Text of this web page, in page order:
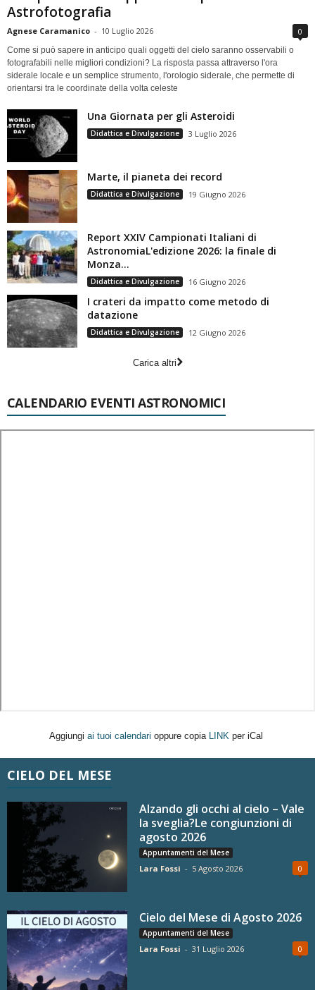
Astrofotografia
Agnese Caramanico - 10 Luglio 2026 0
Come si può sapere in anticipo quali oggetti del cielo saranno osservabili o
fotografabili nelle migliori condizioni? La risposta passa attraverso l'ora
siderale locale e un semplice strumento, l'orologio siderale, che permette di
orientarsi tra le coordinate della volta celeste
Una Giornata per gli Asteroidi
Didattica e Divulgazione 3 Luglio 2026
Marte, il pianeta dei record
Didattica e Divulgazione 19 Giugno 2026
Report XXIV Campionati Italiani di
AstronomiaL'edizione 2026: la finale di
Monza...
Didattica e Divulgazione 16 Giugno 2026
I crateri da impatto come metodo di
datazione
Didattica e Divulgazione 12 Giugno 2026
Carica altri
CALENDARIO EVENTI ASTRONOMICI
Aggiungi ai tuoi calendari oppure copia LINK per iCal
CIELO DEL MESE
Alzando gli occhi al cielo – Vale
la sveglia?Le congiunzioni di
agosto 2026
Appuntamenti del Mese
Lara Fossi - 5 Agosto 2026 0
Cielo del Mese di Agosto 2026
Appuntamenti del Mese
Lara Fossi - 31 Luglio 2026 0